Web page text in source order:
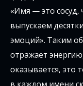
«Имя — это
выпускаем
эмоций». Таким
отражает
оказывается, это